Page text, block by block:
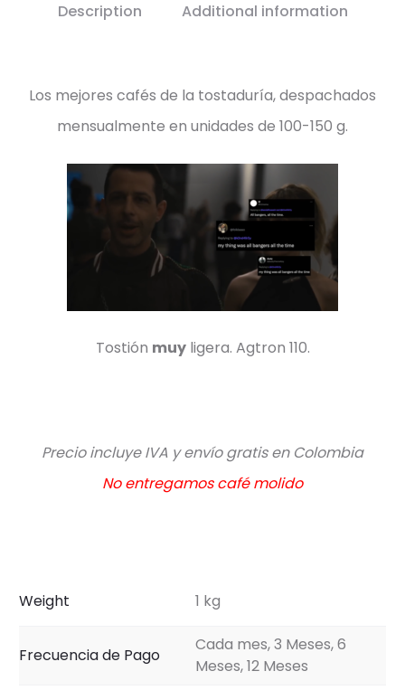
Description Additional information
Los mejores cafés de la tostaduría, despachados
mensualmente en unidades de 100-150 g.
Tostión muyligera. Agtron 110.
Precio incluye IVA y envío gratis en Colombia
No entregamos café molido
Weight 1 kg
Frecuencia de Pago
Cada mes, 3 Meses, 6
Meses, 12 Meses